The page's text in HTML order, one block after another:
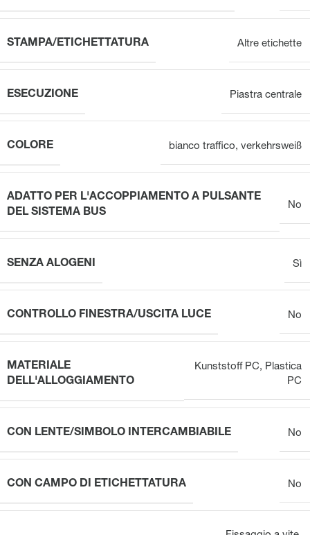
STAMPA/ETICHETTATURA Altre etichette
ESECUZIONE Piastra centrale
COLORE bianco traffico, verkehrsweiß
ADATTO PER L'ACCOPPIAMENTO A PULSANTE
DEL SISTEMA BUS
No
SENZA ALOGENI Sì
CONTROLLO FINESTRA/USCITA LUCE No
MATERIALE
DELL'ALLOGGIAMENTO
Kunststoff PC, Plastica
PC
CON LENTE/SIMBOLO INTERCAMBIABILE No
CON CAMPO DI ETICHETTATURA No